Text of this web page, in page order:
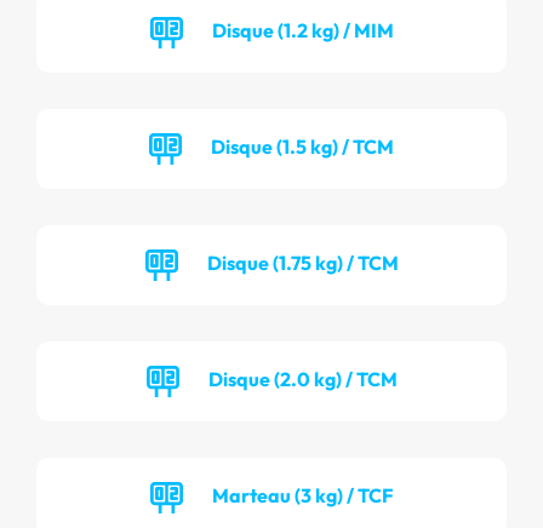
Disque (1.2 kg) / MIM
Disque (1.5 kg) / TCM
Disque (1.75 kg) / TCM
Disque (2.0 kg) / TCM
Marteau (3 kg) / TCF